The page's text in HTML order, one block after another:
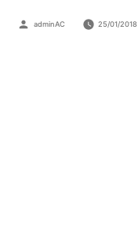
adminAC 25/01/2018